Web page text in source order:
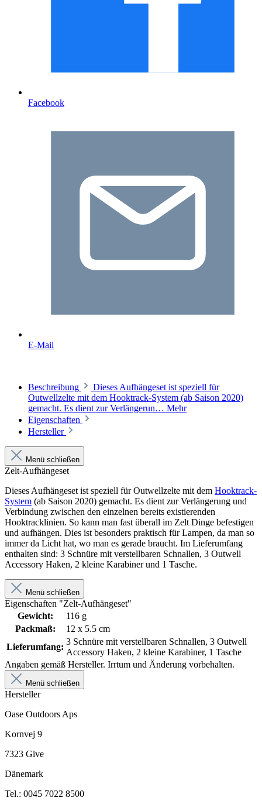
Facebook
E-Mail
Beschreibung
Dieses Aufhängeset ist speziell für
Outwellzelte mit dem Hooktrack-System (ab Saison 2020)
gemacht. Es dient zur Verlängerun… Mehr
Eigenschaften
Hersteller
Menü schließen
Zelt-Aufhängeset
Dieses Aufhängeset ist speziell für Outwellzelte mit dem Hooktrack-
System (ab Saison 2020) gemacht. Es dient zur Verlängerung und
Verbindung zwischen den einzelnen bereits existierenden
Hooktracklinien. So kann man fast überall im Zelt Dinge befestigen
und aufhängen. Dies ist besonders praktisch für Lampen, da man so
immer da Licht hat, wo man es gerade braucht. Im Lieferumfang
enthalten sind: 3 Schnüre mit verstellbaren Schnallen, 3 Outwell
Accessory Haken, 2 kleine Karabiner und 1 Tasche.
Menü schließen
Eigenschaften "Zelt-Aufhängeset"
Gewicht:
116 g
Packmaß:
12 x 5.5 cm
Lieferumfang:
3 Schnüre mit verstellbaren Schnallen, 3 Outwell
Accessory Haken, 2 kleine Karabiner, 1 Tasche
Angaben gemäß Hersteller. Irrtum und Änderung vorbehalten.
Menü schließen
Hersteller
Oase Outdoors Aps
Kornvej 9
7323 Give
Dänemark
Tel.: 0045 7022 8500